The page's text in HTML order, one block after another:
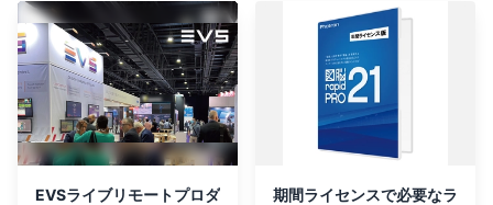
夏」に出展
EVSライブリモートプロダ
期間ライセンスで必要なラ